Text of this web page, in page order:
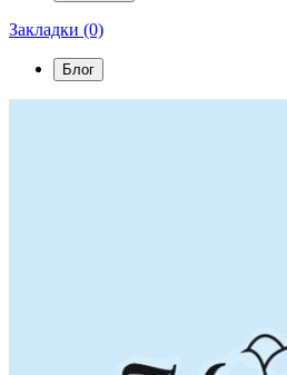
Закладки (0)
Блог